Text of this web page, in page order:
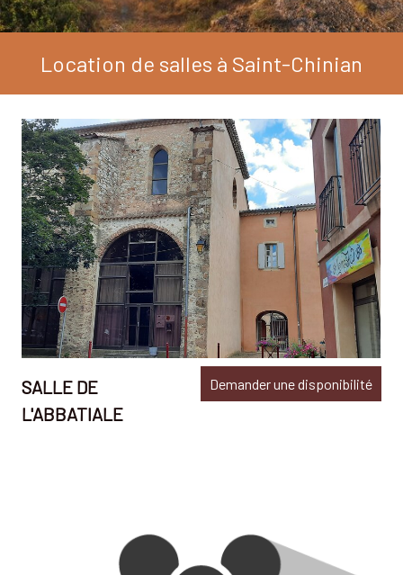
Location de salles à Saint-Chinian
Demander une disponibilité
SALLE DE
L'ABBATIALE